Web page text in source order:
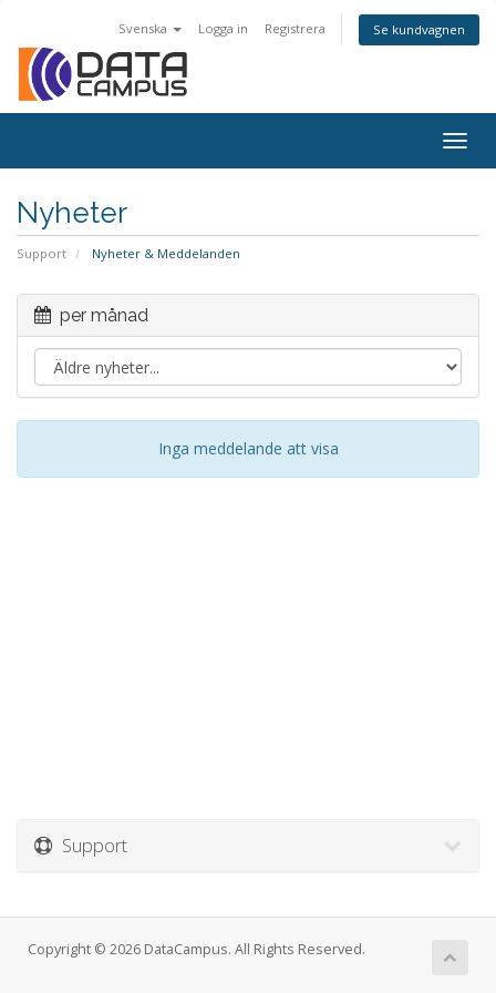
Svenska Logga in Registrera Se kundvagnen
Nyheter
Support Nyheter & Meddelanden
per månad
Inga meddelande att visa
Support
Copyright © 2026 DataCampus. All Rights Reserved.